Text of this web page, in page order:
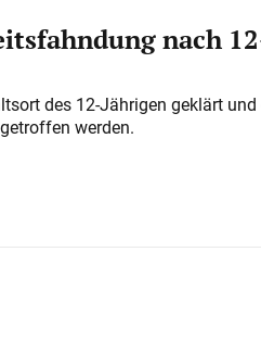
nach
des 12-Jährigen geklärt und
werden.